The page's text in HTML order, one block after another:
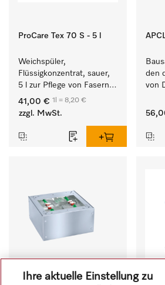
ProCare Tex 70 S - 5 l
Weichspüler,
Flüssigkonzentrat, sauer,
5 l zur Pflege von Fasern
für eine langfristige
Geschmeidigkeit der
41,00 € 1l = 8,20 €
zzgl. MwSt.
den
von
Ihre aktuelle Einstellung zu